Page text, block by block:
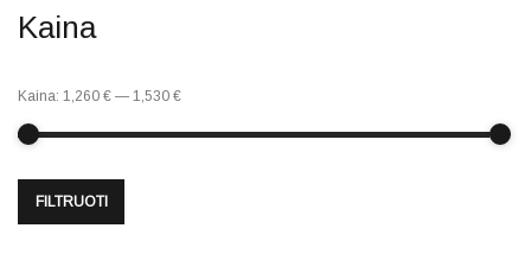
Kaina
FILTRUOTI
Kaina: 1,260 € — 1,530 €